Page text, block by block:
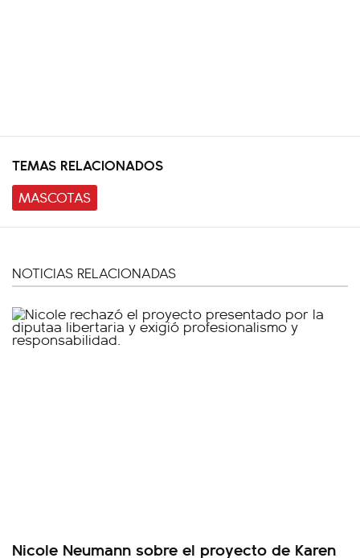
TEMAS RELACIONADOS
MASCOTAS
NOTICIAS RELACIONADAS
Nicole Neumann sobre el proyecto de Karen